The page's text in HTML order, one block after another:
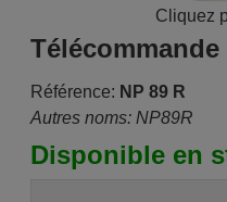
Cliquez
Télécommande
Référence: NP 89 R
Autres noms: NP89R
Disponible en